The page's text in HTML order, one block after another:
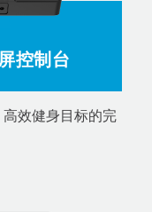
控制台
效健身目标的完